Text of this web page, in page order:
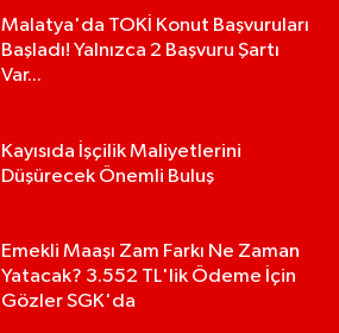
Malatya'da TOKİ Konut Başvuruları
Başladı! Yalnızca 2 Başvuru Şartı
Var...
Kayısıda İşçilik Maliyetlerini
Düşürecek Önemli Buluş
Emekli Maaşı Zam Farkı Ne Zaman
Yatacak? 3.552 TL'lik Ödeme İçin
Gözler SGK'da